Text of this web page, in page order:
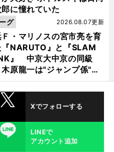
に憧れていた
・マリノスの宮市亮を育
『NARUTO』と『SLAM
』 中京大中京の同級
原龍一は"ジャンプ係"だ
2026.08.07更新
グ
Xでフォローする
LINEで
アカウント追加